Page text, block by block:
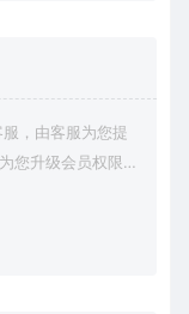
，由客服为您提
您升级会员权限后